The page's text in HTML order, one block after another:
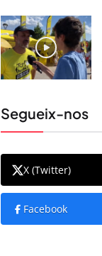
Segueix-nos
X (Twitter)
Facebook